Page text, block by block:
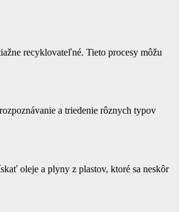
recyklovateľné. Tieto procesy môžu
a triedenie rôznych typov
oleje a plyny z plastov, ktoré sa neskôr